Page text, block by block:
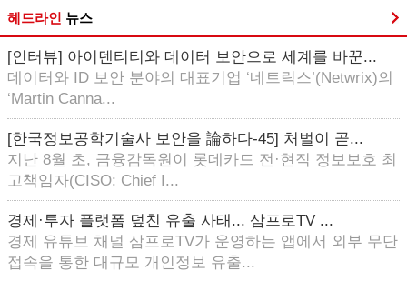
헤드라인 뉴스
[인터뷰] 아이덴티티와 데이터 보안으로 세계를 바꾼...
데이터와 ID 보안 분야의 대표기업 ‘네트릭스’(Netwrix)의
‘Martin Canna...
[한국정보공학기술사 보안을 論하다-45] 처벌이 곧...
지난 8월 초, 금융감독원이 롯데카드 전·현직 정보보호 최
고책임자(CISO: Chief I...
경제·투자 플랫폼 덮친 유출 사태... 삼프로TV ...
경제 유튜브 채널 삼프로TV가 운영하는 앱에서 외부 무단
접속을 통한 대규모 개인정보 유출...